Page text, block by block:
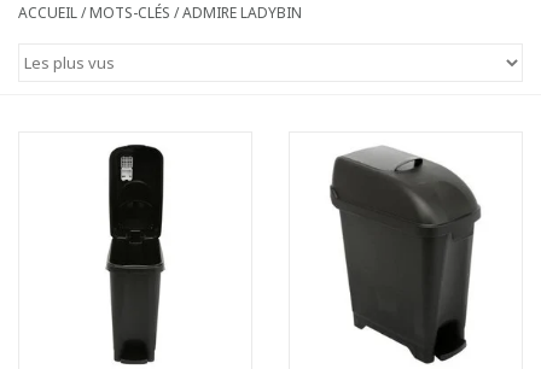
ACCUEIL/MOTS-CLÉS /ADMIRE LADYBIN